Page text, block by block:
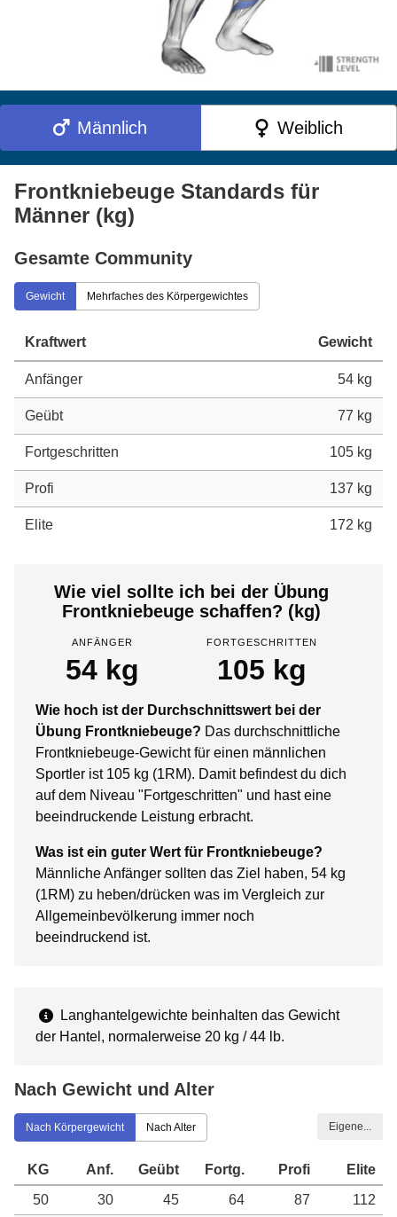
Männlich Weiblich
Frontkniebeuge Standards für
Männer (kg)
Gesamte Community
Gewicht Mehrfaches des Körpergewichtes
Kraftwert Gewicht
Anfänger 54 kg
Geübt 77 kg
Fortgeschritten 105 kg
Profi 137 kg
Elite 172 kg
Wie viel sollte ich bei der Übung
Frontkniebeuge schaffen? (kg)
ANFÄNGER
54 kg
FORTGESCHRITTEN
105 kg
Wie hoch ist der Durchschnittswert bei der
Übung Frontkniebeuge? Das durchschnittliche
Frontkniebeuge-Gewicht für einen männlichen
Sportler ist 105 kg (1RM). Damit befindest du dich
auf dem Niveau "Fortgeschritten" und hast eine
beeindruckende Leistung erbracht.
Was ist ein guter Wert für Frontkniebeuge?
Männliche Anfänger sollten das Ziel haben, 54 kg
(1RM) zu heben/drücken was im Vergleich zur
Allgemeinbevölkerung immer noch
beeindruckend ist.
Langhantelgewichte beinhalten das Gewicht
der Hantel, normalerweise 20 kg / 44 lb.
Nach Gewicht und Alter
Nach Körpergewicht Nach Alter Eigene...
KG Anf. Geübt Fortg. Profi
Elite
50
30 45 64 87 112